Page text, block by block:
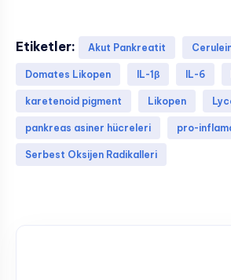
Etiketler: Akut Pankreatit
Domates Likopen IL-1β IL-6
karetenoid pigment Likopen
pankreas asiner hücreleri pro-
Serbest Oksijen Radikalleri